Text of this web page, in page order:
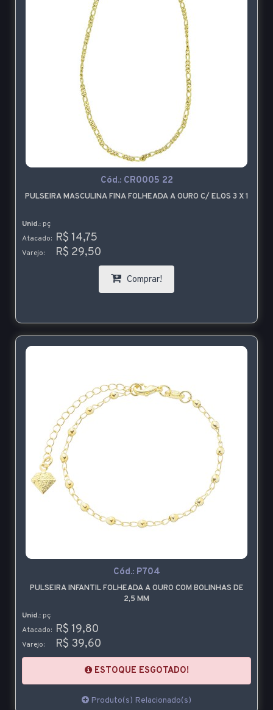
Cód.: CR0005 22
PULSEIRA MASCULINA FINA FOLHEADA A OURO C/ ELOS 3 X 1
Unid.: pç
Atacado: R$ 14,75
Varejo: R$ 29,50
Comprar!
Cód.: P704
PULSEIRA INFANTIL FOLHEADA A OURO COM BOLINHAS DE
2,5 MM
Unid.: pç
Atacado: R$ 19,80
Varejo: R$ 39,60
ESTOQUE ESGOTADO!
Produto(s) Relacionado(s)